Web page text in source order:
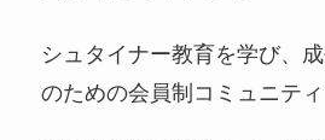
シュタイナー教育を学び、
のための会員制コミュニティ